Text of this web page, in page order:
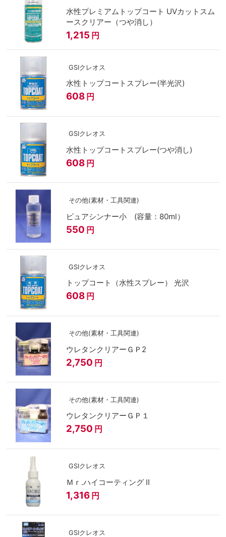
水性プレミアムトップコート UVカットスム
ースクリアー（つや消し）
1,215 円
GSIクレオス
水性トップコートスプレー(半光沢)
608 円
GSIクレオス
水性トップコートスプレー(つや消し)
608 円
その他(素材・工具関連)
ピュアシンナー小 (容量：80ml）
550 円
GSIクレオス
トップコート（水性スプレー） 光沢
608 円
その他(素材・工具関連)
ウレタンクリアーＧＰ2
2,750 円
その他(素材・工具関連)
ウレタンクリアーＧＰ１
2,750 円
GSIクレオス
Ｍｒ.ハイコーティング II
1,316 円
GSIクレオス